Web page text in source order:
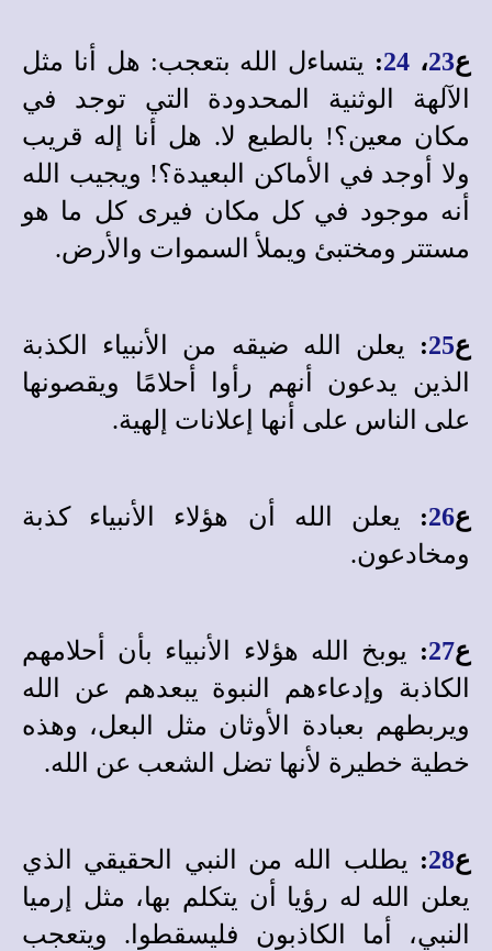
ع23، 24
: يتساءل الله بتعجب: هل أنا مثل
الآلهة الوثنية المحدودة التي توجد في
مكان معين؟! بالطبع لا. هل أنا إله قريب
ولا أوجد في الأماكن البعيدة؟! ويجيب الله
أنه موجود في كل مكان فيرى كل ما هو
مستتر ومختبئ ويملأ السموات والأرض.
ع25
: يعلن الله ضيقه من الأنبياء الكذبة
الذين يدعون أنهم رأوا أحلامًا ويقصونها
على الناس على أنها إعلانات إلهية.
ع26
: يعلن الله أن هؤلاء الأنبياء كذبة
ومخادعون.
ع27
: يوبخ الله هؤلاء الأنبياء بأن أحلامهم
الكاذبة وإدعاءهم النبوة يبعدهم عن الله
ويربطهم بعبادة الأوثان مثل البعل، وهذه
خطية خطيرة لأنها تضل الشعب عن الله.
ع28
: يطلب الله من النبي الحقيقي الذي
يعلن الله له رؤيا أن يتكلم بها، مثل إرميا
النبي، أما الكاذبون فليسقطوا. ويتعجب